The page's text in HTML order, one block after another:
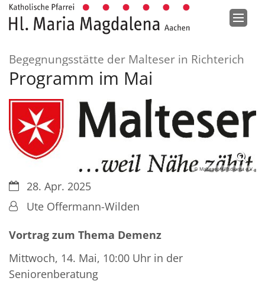
Zum Inhalt springen
Begegnungsstätte der Malteser in Richterich
Programm im Mai
© Malteser Hilfsdienst e.V.
Datum:28. Apr. 2025
Von:Ute Offermann-Wilden
Vortrag zum Thema Demenz
Mittwoch, 14. Mai, 10:00 Uhr in der
Seniorenberatung